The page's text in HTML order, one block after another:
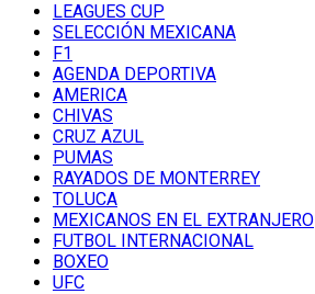
LEAGUES CUP
SELECCIÓN MEXICANA
F1
AGENDA DEPORTIVA
AMERICA
CHIVAS
CRUZ AZUL
PUMAS
RAYADOS DE MONTERREY
TOLUCA
MEXICANOS EN EL EXTRANJERO
FUTBOL INTERNACIONAL
BOXEO
UFC